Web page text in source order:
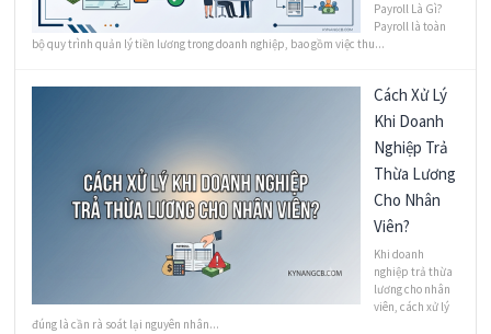
Payroll Là Gì?
Payroll là toàn
bộ quy trình quản lý tiền lương trong doanh nghiệp, bao gồm việc thu...
Cách Xử Lý
Khi Doanh
Nghiệp Trả
Thừa Lương
Cho Nhân
Viên?
Khi doanh
nghiệp trả thừa
lương cho nhân
viên, cách xử lý
đúng là cần rà soát lại nguyên nhân...